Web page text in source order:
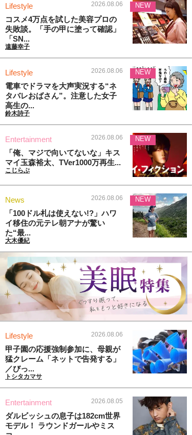
Lifestyle 2026.08.06
コスメ4万点を試した美容プロの
失敗談。「手の甲に塗って確認」
「SN...
遠藤幸子
NEW
Lifestyle 2026.08.06
電車でドラマを大声実況する“ネ
タバレおばさん”。注意した女子
高生の...
鈴木詩子
NEW
Entertainment 2026.08.06
「俺、マジで向いてないな」キス
マイ玉森裕太、TVer1000万再生...
こじらぶ
NEW
News 2026.08.06
「100ドル札は使えない!?」ハワ
イ移住の元テレ朝アナが驚い
た“最...
大木優紀
NEW
Lifestyle 2026.08.06
甲子園の応援強制参加に、母親が
猛クレーム「ネットで告発する」
／びっ...
トシタカマサ
Entertainment 2026.08.05
ダルビッシュの息子は182cm世界
モデル！ ラウンドガールやミス